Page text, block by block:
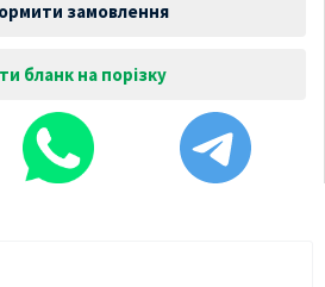
замовлення
бланк на порізку